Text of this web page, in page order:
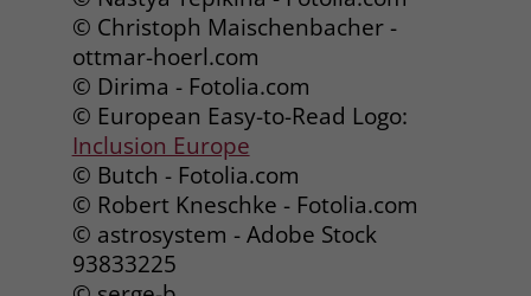
© Christoph Maischenbacher -
ottmar-hoerl.com
© Dirima - Fotolia.com
© European Easy-to-Read Logo:
Inclusion Europe
© Butch - Fotolia.com
© Robert Kneschke - Fotolia.com
© astrosystem - Adobe Stock
93833225
Anzeige zugewiesen werden können.
Name _gcl_dc
Anbieter Google Ads
Laufzeit 90 Tage
Dieses Cookie wird gesetzt, wenn ein
User über einen Klick auf eine Google